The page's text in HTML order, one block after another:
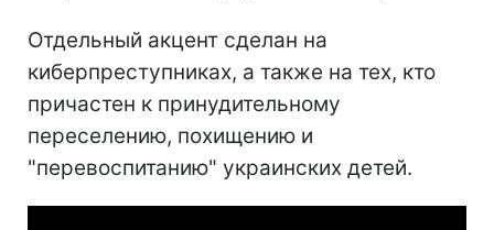
Отдельный акцент сделан на
киберпреступниках, а также на тех, кто
причастен к принудительному
переселению, похищению и
"перевоспитанию" украинских детей.